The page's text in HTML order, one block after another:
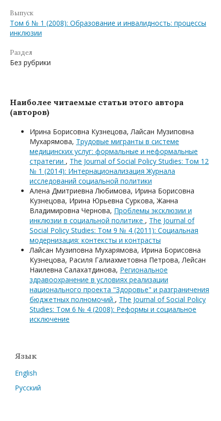
Выпуск
Том 6 № 1 (2008): Образование и инвалидность: процессы
инклюзии
Раздел
Без рубрики
Наиболее читаемые статьи этого автора
(авторов)
Ирина Борисовна Кузнецова, Лайсан Музиповна
Мухарямова, Трудовые мигранты в системе
медицинских услуг: формальные и неформальные
стратегии , The Journal of Social Policy Studies: Том 12
№ 1 (2014): Интернационализация Журнала
исследований социальной политики
Алена Дмитриевна Любимова, Ирина Борисовна
Кузнецова, Ирина Юрьевна Суркова, Жанна
Владимировна Чернова, Проблемы эксклюзии и
инклюзии в социальной политике , The Journal of
Social Policy Studies: Том 9 № 4 (2011): Социальная
модернизация: контексты и контрасты
Лайсан Музиповна Мухарямова, Ирина Борисовна
Кузнецова, Расиля Галиахметовна Петрова, Лейсан
Наилевна Салахатдинова, Региональное
здравоохранение в условиях реализации
национального проекта "Здоровье" и разграничения
бюджетных полномочий , The Journal of Social Policy
Studies: Том 6 № 4 (2008): Реформы и социальное
исключение
Язык
English
Русский